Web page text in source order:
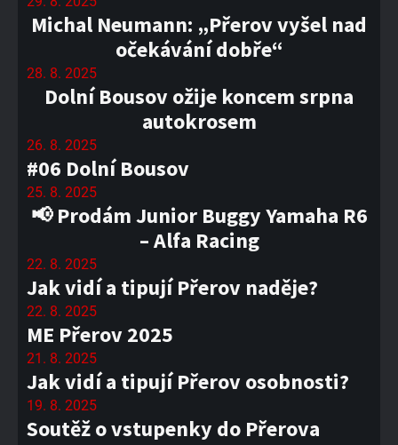
Michal Neumann: „Přerov vyšel nad
očekávání dobře“
28. 8. 2025
Dolní Bousov ožije koncem srpna
autokrosem
26. 8. 2025
#06 Dolní Bousov
25. 8. 2025
📢 Prodám Junior Buggy Yamaha R6
– Alfa Racing
22. 8. 2025
Jak vidí a tipují Přerov naděje?
22. 8. 2025
ME Přerov 2025
21. 8. 2025
Jak vidí a tipují Přerov osobnosti?
19. 8. 2025
Soutěž o vstupenky do Přerova